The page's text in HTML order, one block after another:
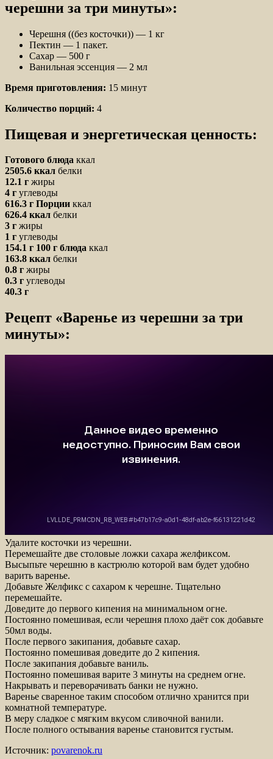
черешни за три минуты»:
Черешня ((без косточки)) — 1 кг
Пектин — 1 пакет.
Сахар — 500 г
Ванильная эссенция — 2 мл
Время приготовления: 15 минут
Количество порций: 4
Пищевая и энергетическая ценность:
Готового блюда ккал
2505.6 ккал белки
12.1 г жиры
4 г углеводы
616.3 г Порции ккал
626.4 ккал белки
3 г жиры
1 г углеводы
154.1 г 100 г блюда ккал
163.8 ккал белки
0.8 г жиры
0.3 г углеводы
40.3 г
Рецепт «Варенье из черешни за три
минуты»:
Удалите косточки из черешни.
Перемешайте две столовые ложки сахара желфиксом.
Высыпьте черешню в кастрюлю которой вам будет удобно
варить варенье.
Добавьте Желфикс с сахаром к черешне. Тщательно
перемешайте.
Доведите до первого кипения на минимальном огне.
Постоянно помешивая, если черешня плохо даёт сок добавьте
50мл воды.
После первого закипания, добавьте сахар.
Постоянно помешивая доведите до 2 кипения.
После закипания добавьте ваниль.
Постоянно помешивая варите 3 минуты на среднем огне.
Накрывать и переворачивать банки не нужно.
Варенье сваренное таким способом отлично хранится при
комнатной температуре.
В меру сладкое с мягким вкусом сливочной ванили.
После полного остывания варенье становится густым.
Источник: povarenok.ru